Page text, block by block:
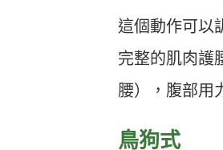
這個動作可以
完整的肌肉護
腰），腹部用
鳥狗式